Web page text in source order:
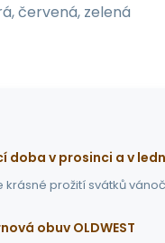
červená, zelená
doba v prosinci a v
krásné prožití svátků
obuv OLDWEST